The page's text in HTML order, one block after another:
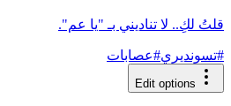
قلتُ لكِ.. لا تناديني بـ "يا عم".
#تسونديري#عصابات
Edit options